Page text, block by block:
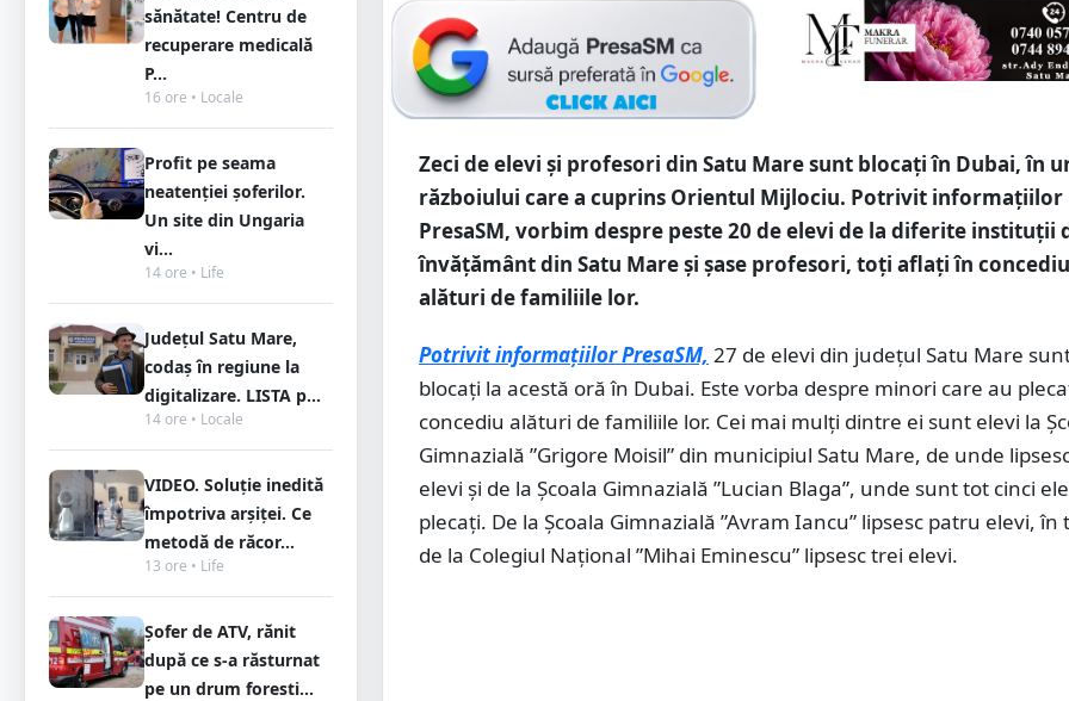
sănătate! Centru de
recuperare medicală
P...
16 ore • Locale
Profit pe seama
neatenției șoferilor.
Un site din Ungaria
vi...
14 ore • Life
Județul Satu Mare,
codaș în regiune la
digitalizare. LISTA p...
14 ore • Locale
VIDEO. Soluție inedită
împotriva arșiței. Ce
metodă de răcor...
13 ore • Life
Șofer de ATV, rănit
după ce s-a răsturnat
pe un drum foresti...
Zeci de elevi și profesori din Satu Mare sunt blocați în Dubai, în
războiului care a cuprins Orientul Mijlociu. Potrivit informațiilor
PresaSM, vorbim despre peste 20 de elevi de la diferite instituții
învățământ din Satu Mare și șase profesori, toți aflați în
alături de familiile lor.
Potrivit informațiilor PresaSM, 27 de elevi din județul Satu Mare
blocați la acestă oră în Dubai. Este vorba despre minori care au
concediu alături de familiile lor. Cei mai mulți dintre ei sunt elevi la
Gimnazială ”Grigore Moisil” din municipiul Satu Mare, de unde
elevi și de la Școala Gimnazială ”Lucian Blaga”, unde sunt tot cinci
plecați. De la Școala Gimnazială ”Avram Iancu” lipsesc patru elevi, în
de la Colegiul Național ”Mihai Eminescu” lipsesc trei elevi.